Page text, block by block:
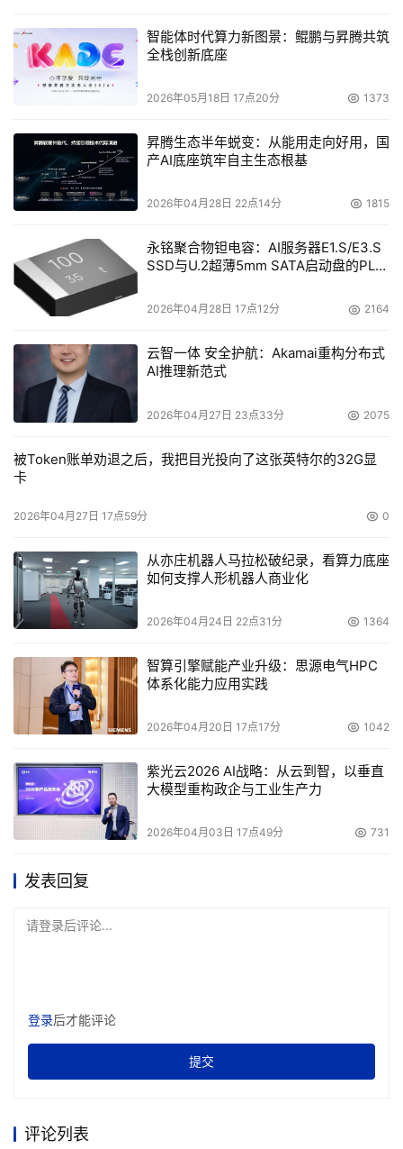
(GSMagic)近日获得国家进出口银行1亿美元贷款，用于该
公司长期缺乏资金的微硬盘项目。该笔资金由贵州省政府与
中国进出口银行于6月23日在北京签署贷款协议。
周四 （2005年7月14日）
惠普公司
口的服务器级磁带驱动器。此举是惠普针对中小型企业简化
日或稍提前几天发布其StorageWorks DAT 72和DAT 40
USB接口磁带驱动器。
品IPStor企业版软件解决方案支持Microsoft SQL Server
2005的版本即将问市。飞康公司的IPStor解决方案及种类
软件选项都将可用于SQL Server，使其最小化停机时间，
最大化可用性，简化存储管理并缩减相关成本，从而在企业
SQL服务器环境中，使其性能、可用性、资源利用和管理得
到进一步改善。
SAN存储设备制造商
在国内首
入SAN存储网络的升级问题。
LSI逻辑公司近日宣布已成为McDATA 的OPENready
列产品已成功通过测试，并能够与McDATA’s Sphereon光
纤交换机共同使用。
Adaptec公司今天宣布任命Marc Lowe为存储组件部
门副总裁兼总经理。此前，Lowe担任Praxis
Ventures（注：Praxis Ventures是一家专门为具有潜力的
创业公司提供咨询服务的顾问公司）的总裁。
太区 (日本除外)外置控制器 (ECB) 磁盘存储设备的总收入
案，在爱尔兰都柏林召开的2005年中型企业峰会上荣获最
佳方案奖，该会由Gartner组织召开。该奖项是由与会的资
深高级IT主管组成的委员会投票产生，QiNetix去年在该峰
智能体时代算力新图景：鲲鹏与昇腾共筑
全栈创新底座
2026年05月18日 17点20分 1373
昇腾生态半年蜕变：从能用走向好用，国
产AI底座筑牢自主生态根基
2026年04月28日 22点14分 1815
永铭聚合物钽电容：AI服务器E1.S/E3.S
SSD与U.2超薄5mm SATA启动盘的PLP
2026年04月28日 17点12分 2164
云智一体 安全护航：Akamai重构分布式
AI推理新范式
2026年04月27日 23点33分 2075
被Token账单劝退之后，我把目光投向了这张英特尔的32G显
卡
2026年04月27日 17点59分 0
从亦庄机器人马拉松破纪录，看算力底座
如何支撑人形机器人商业化
2026年04月24日 22点31分 1364
智算引擎赋能产业升级：思源电气HPC
体系化能力应用实践
2026年04月20日 17点17分 1042
紫光云2026 AI战略：从云到智，以垂直
大模型重构政企与工业生产力
2026年04月03日 17点49分 731
发表回复
请登录后评论...
登录后才能评论
提交
评论列表